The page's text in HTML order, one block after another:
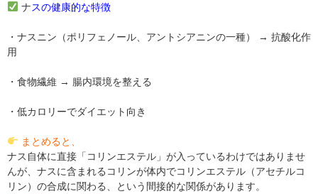
ナスの健康的な特徴
・ナスニン（ポリフェノール、アントシアニンの一種） → 抗酸化作
用
・食物繊維 → 腸内環境を整える
・低カロリーでダイエット向き
まとめると、
ナス自体に直接「コリンエステル」が入っているわけではありませ
んが、ナスに含まれるコリンが体内でコリンエステル（アセチルコ
リン）の合成に関わる、という間接的な関係があります。